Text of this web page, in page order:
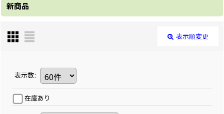
新商品
表示順変更
表示数:
在庫あり